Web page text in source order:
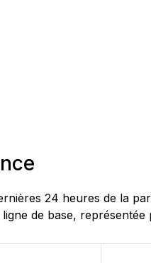
24 heures de la
de base, représentée